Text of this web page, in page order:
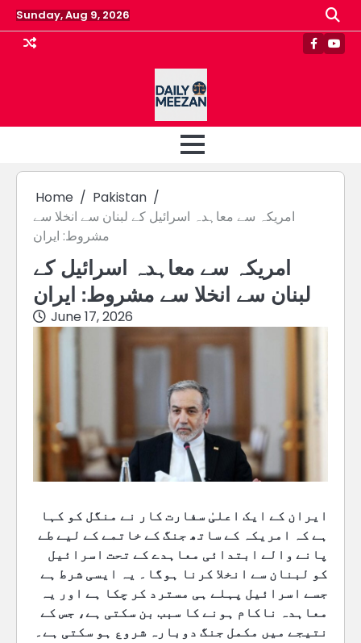
Skip
to
content
Sunday, Aug 9, 2026
Home
Pakistan
امریکہ سے معاہدہ اسرائیل کے لبنان سے انخلا سے
مشروط: ایران
امریکہ سے معاہدہ اسرائیل کے
لبنان سے انخلا سے مشروط: ایران
June 17, 2026
ایران کے ایک اعلیٰ سفارت کار نے منگل کو کہا
ہے کہ امریکہ کے ساتھ جنگ کے خاتمے کے لیے طے
پانے والے ابتدائی معاہدے کے تحت اسرائیل
کو لبنان سے انخلا کرنا ہوگا۔ یہ ایسی شرط ہے
جسے اسرائیل پہلے ہی مسترد کر چکا ہے اور یہ
معاہدہ ناکام ہونے کا سبب بن سکتی ہے، جس کے
نتیجے میں مکمل جنگ دوبارہ شروع ہو سکتی ہے۔